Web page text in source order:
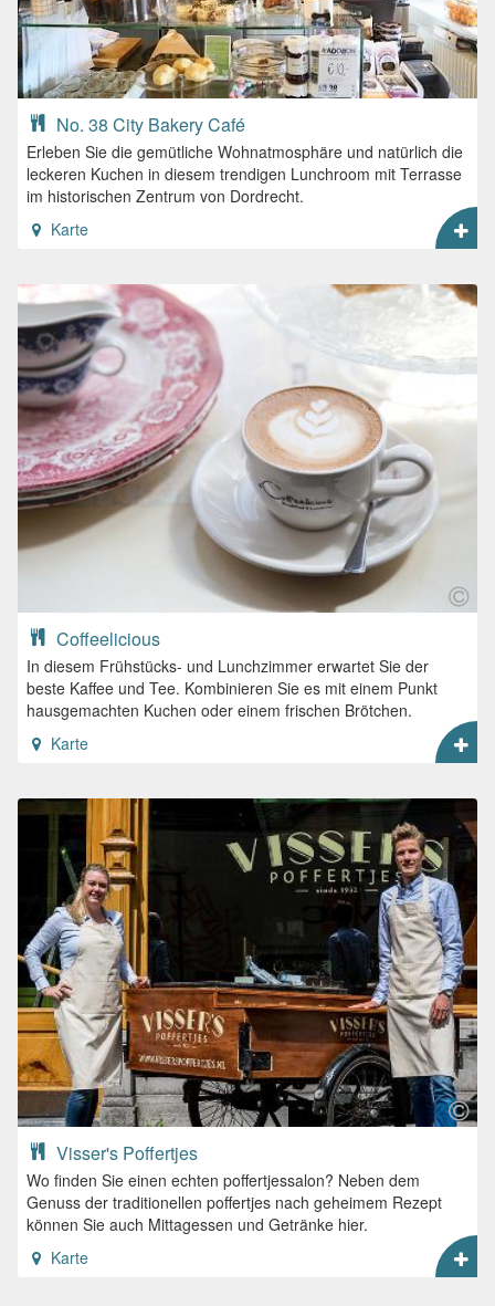
No. 38 City Bakery Café
Erleben Sie die gemütliche Wohnatmosphäre und natürlich die
leckeren Kuchen in diesem trendigen Lunchroom mit Terrasse
im historischen Zentrum von Dordrecht.
Karte
Coffeelicious
In diesem Frühstücks- und Lunchzimmer erwartet Sie der
beste Kaffee und Tee. Kombinieren Sie es mit einem Punkt
hausgemachten Kuchen oder einem frischen Brötchen.
Karte
Visser's Poffertjes
Wo finden Sie einen echten poffertjessalon? Neben dem
Genuss der traditionellen poffertjes nach geheimem Rezept
können Sie auch Mittagessen und Getränke hier.
Karte